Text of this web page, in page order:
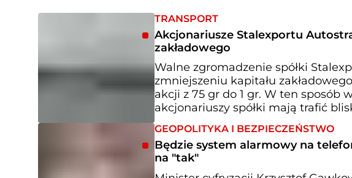
TRANSPORT
Akcjonariusze Stalexportu
zakładowego
Walne zgromadzenie spółki
zmniejszeniu kapitału
akcji z 75 gr do 1 gr. W ten sposób
akcjonariuszy spółki mają trafić
GEOPOLITYKA I BEZPIECZEŃSTWO
Będzie system alarmowy na
na "tak"